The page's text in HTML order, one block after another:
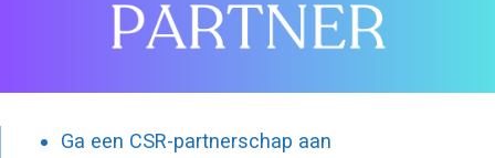
Ga een CSR-partnerschap aan